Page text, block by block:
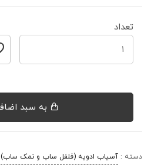
تعداد
دسته : آسیاب ادویه (فلفل ساب و نمک ساب)